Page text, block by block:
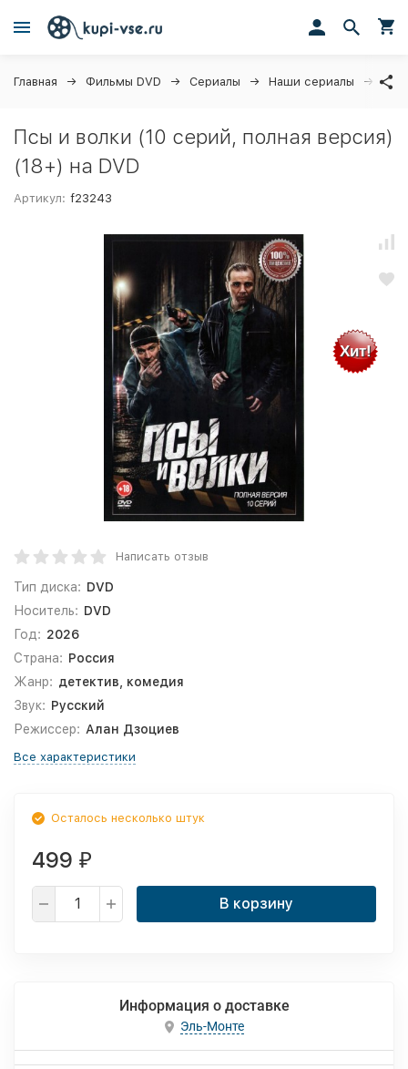
Главная Фильмы DVD Сериалы Наши сериалы Псы
Псы и волки (10 серий, полная версия)
(18+) на DVD
Артикул: f23243
Хит!
Написать отзыв
Тип диска: DVD
Носитель: DVD
Год: 2026
Страна: Россия
Жанр: детектив, комедия
Звук: Русский
Режиссер: Алан Дзоциев
Все характеристики
Осталось несколько штук
499 ₽
В корзину
Информация о доставке
Эль-Монте